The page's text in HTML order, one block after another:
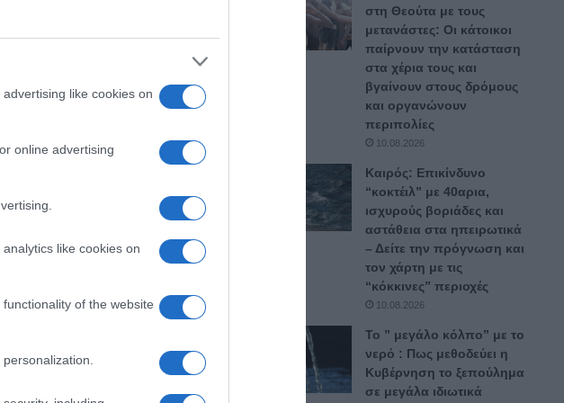
like cookies on
online advertising
like cookies on
of the website
προβλημάτων,
διερευνά εάν
αρχεία αεροσκαφών.
οποίος βρίσκεται ένα
η τελευταία
στη Θεούτα με τους
μετανάστες: Οι κάτοικοι
παίρνουν την κατάσταση
στα χέρια τους και
βγαίνουν στους δρόμους
και οργανώνουν
περιπολίες
10.08.2026
Καιρός: Επικίνδυνο
“κοκτέιλ” με 40αρια,
ισχυρούς βοριάδες και
αστάθεια στα ηπειρωτικά
– Δείτε την πρόγνωση και
τον χάρτη με τις
“κόκκινες” περιοχές
10.08.2026
Το ” μεγάλο κόλπο” με το
νερό : Πως μεθοδεύει η
Κυβέρνηση το ξεπούλημα
σε μεγάλα ιδιωτικά